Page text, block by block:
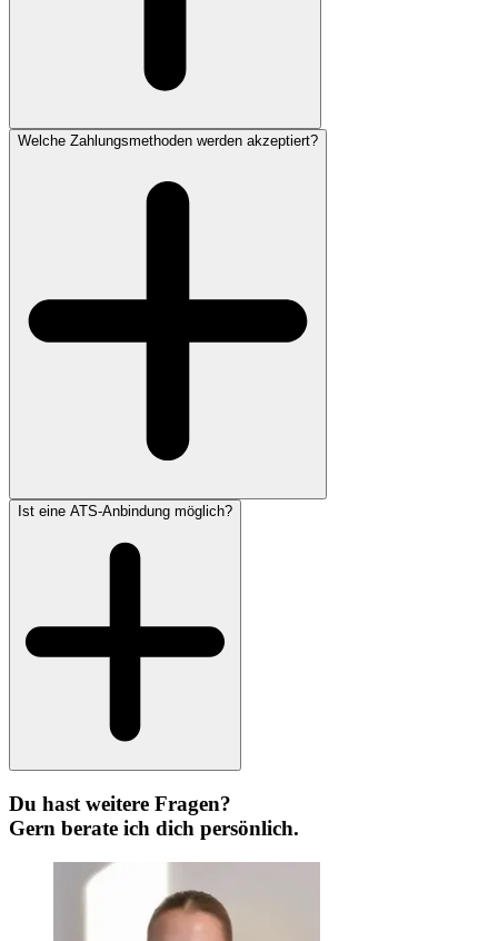
Welche Zahlungsmethoden werden akzeptiert?
Ist eine ATS-Anbindung möglich?
Du hast weitere Fragen?
Gern berate ich dich persönlich.